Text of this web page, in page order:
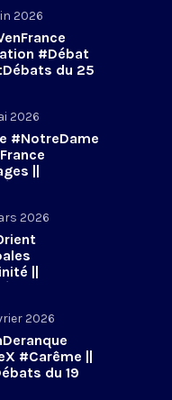
2026
#Débat
du 25
2026
#NotreDame
||
du 21
2026
||
du 19
2026
#Carême ||
du 19